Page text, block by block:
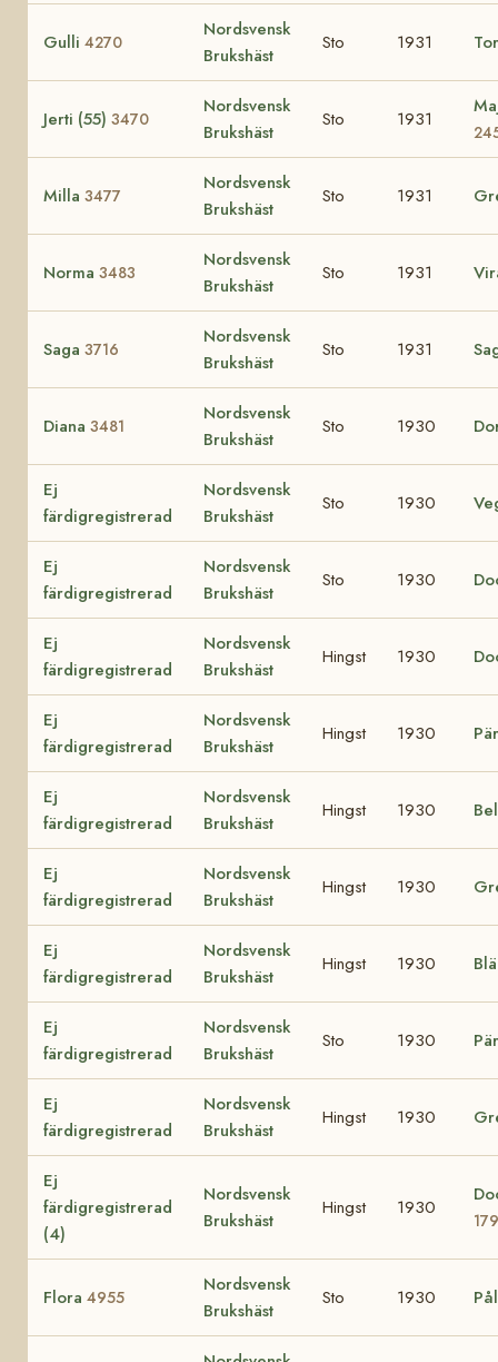
Gulli 4270
Nordsvensk
Brukshäst
Sto 1931
Jerti (55) 3470
Nordsvensk
Brukshäst
Sto 1931
Milla 3477
Nordsvensk
Brukshäst
Sto 1931
Norma 3483
Nordsvensk
Brukshäst
Sto 1931
Saga 3716
Nordsvensk
Brukshäst
Sto 1931
Diana 3481
Nordsvensk
Brukshäst
Sto 1930
Ej
färdigregistrerad
Nordsvensk
Brukshäst
Sto 1930
Ej
färdigregistrerad
Nordsvensk
Brukshäst
Sto 1930
Ej
färdigregistrerad
Nordsvensk
Brukshäst
Hingst 1930
Ej
färdigregistrerad
Nordsvensk
Brukshäst
Hingst 1930
Ej
färdigregistrerad
Nordsvensk
Brukshäst
Hingst 1930
Ej
färdigregistrerad
Nordsvensk
Brukshäst
Hingst 1930
Ej
färdigregistrerad
Nordsvensk
Brukshäst
Hingst 1930
Ej
färdigregistrerad
Nordsvensk
Brukshäst
Sto 1930
Ej
färdigregistrerad
Nordsvensk
Brukshäst
Hingst 1930
Ej
färdigregistrerad
(4)
Nordsvensk
Brukshäst
Hingst 1930
Flora 4955
Nordsvensk
Brukshäst
Sto 1930